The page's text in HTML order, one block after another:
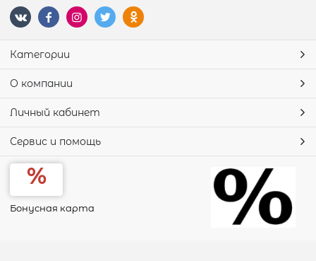
Категории
О компании
Личный кабинет
Сервис и помощь
Бонусная карта